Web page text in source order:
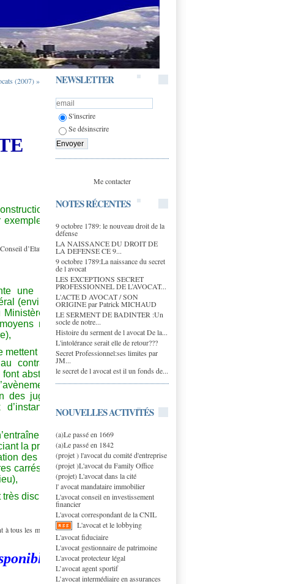
NEWSLETTER
S'inscrire
Se désinscrire
Me contacter
NOTES RÉCENTES
9 octobre 1789: le nouveau droit de la
défense
LA NAISSANCE DU DROIT DE
LA DEFENSE CE 9...
9 octobre 1789:La naissance du secret
de l avocat
LES EXCEPTIONS SECRET
PROFESSIONNEL DE L’AVOCAT...
L'ACTE D AVOCAT / SON
ORIGINE par Patrick MICHAUD
LE SERMENT DE BADINTER :Un
socle de notre...
Histoire du serment de l avocat De la...
L'intolérance serait elle de retour???
Secret Professionnel:ses limites par
JM...
le secret de l avocat est il un fonds de...
NOUVELLES ACTIVITÉS
(a)Le passé en 1669
(a)Le passé en 1842
(projet ) l'avocat du comité d'entreprise
(projet )L'avocat du Family Office
(projet) L'avocat dans la cité
l' avocat mandataire immobilier
L'avocat conseil en investissement
financier
L'avocat correspondant de la CNIL
L'avocat et le lobbying
L'avocat fiduciaire
L'avocat gestionnaire de patrimoine
L'avocat protecteur légal
L’avocat agent sportif
L’avocat intermédiaire en assurances
(2007) »
d’un
sur le
d’Etat, contre la
une charge
(environ 1,7
Ministère de la
mis en
mettent pas en
contraire le
abstraction
des
des juges de
d’instance, la
pas la
la première
des locaux
carrés (Hôtel
très discutable.
à tous les membres de
en